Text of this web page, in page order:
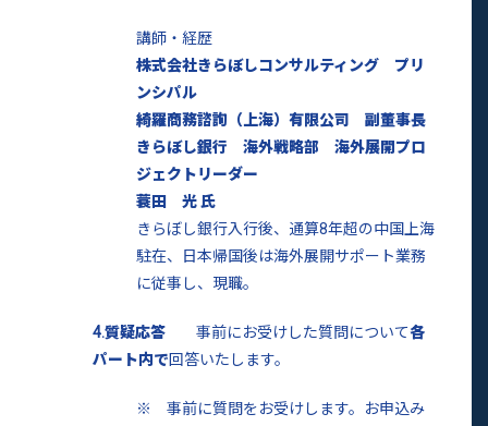
講師・経歴
株式会社きらぼしコンサルティング プリ
ンシパル
綺羅商務諮詢（上海）有限公司 副董事長
きらぼし銀行 海外戦略部 海外展開プロ
ジェクトリーダー
蓑田 光 氏
きらぼし銀行入行後、通算8年超の中国上海
駐在、日本帰国後は海外展開サポート業務
に従事し、現職。
4.質疑応答 事前にお受けした質問について各
パート内で回答いたします。
※ 事前に質問をお受けします。お申込み